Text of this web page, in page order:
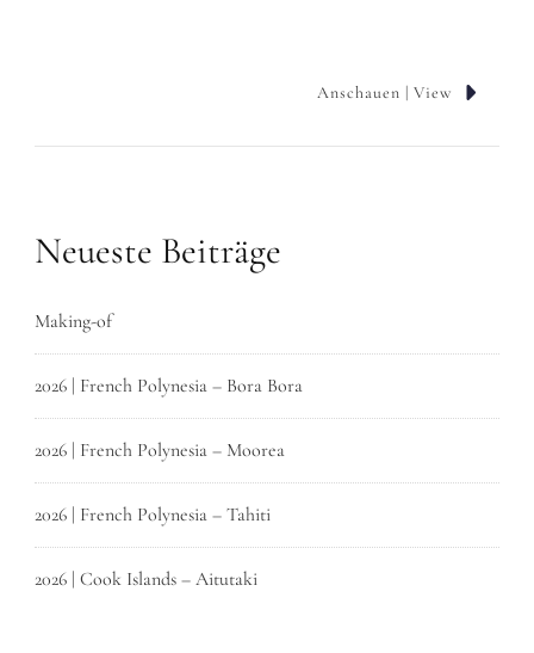
Anschauen | View
Neueste Beiträge
Making-of
2026 | French Polynesia – Bora Bora
2026 | French Polynesia – Moorea
2026 | French Polynesia – Tahiti
2026 | Cook Islands – Aitutaki